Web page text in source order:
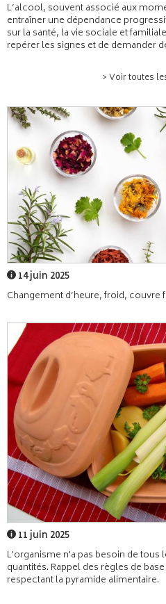
L’alcool, souvent associé aux
entraîner une dépendance
sur la santé, la vie sociale et
repérer les signes et de demander
> Voir toutes
14 juin 2025
Changement d’heure, froid, couvre
11 juin 2025
L'organisme n'a pas besoin de tous
quantités. Rappel des règles de
respectant la pyramide alimentaire.